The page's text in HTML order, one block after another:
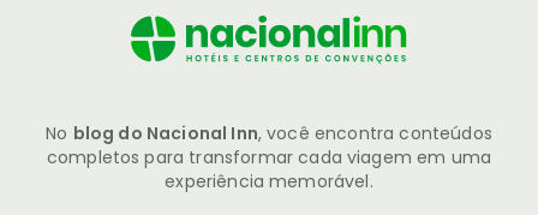
No blog do Nacional Inn, você encontra conteúdos
completos para transformar cada viagem em uma
experiência memorável.